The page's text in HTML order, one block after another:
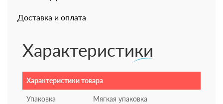
Доставка и оплата
Характеристики
Характеристики товара
Упаковка Мягкая упаковка